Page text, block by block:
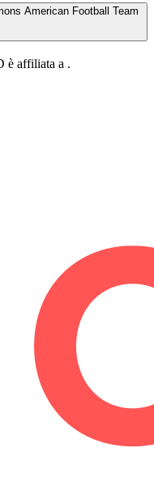
American Football Team
è affiliata a .